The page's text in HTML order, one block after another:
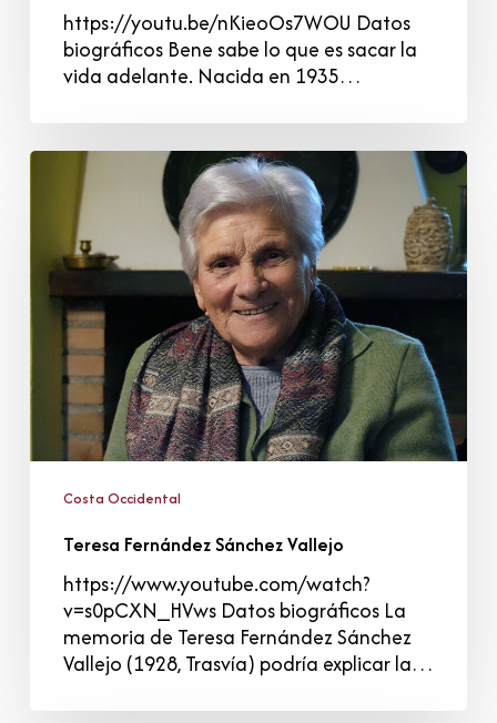
https://youtu.be/nKieoOs7WOU Datos
biográficos Bene sabe lo que es sacar la
vida adelante. Nacida en 1935…
Teresa
Fernández
Sánchez
Vallejo
Costa Occidental
Teresa Fernández Sánchez Vallejo
https://www.youtube.com/watch?
v=s0pCXN_HVws Datos biográficos La
memoria de Teresa Fernández Sánchez
Vallejo (1928, Trasvía) podría explicar la…